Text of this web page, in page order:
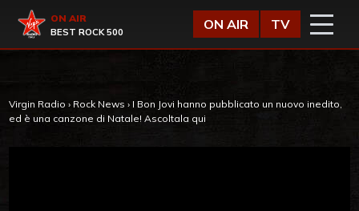
Virgin Radio
ON AIR
BEST ROCK 500
ON AIR TV
Virgin Radio › Rock News › I Bon Jovi hanno pubblicato un nuovo inedito,
ed è una canzone di Natale! Ascoltala qui